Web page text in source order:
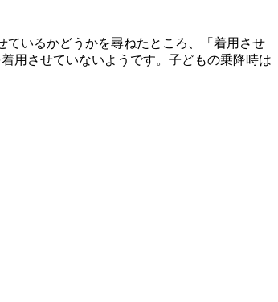
ているかどうかを尋ねたところ、「着用させ
用させていないようです。子どもの乗降時は